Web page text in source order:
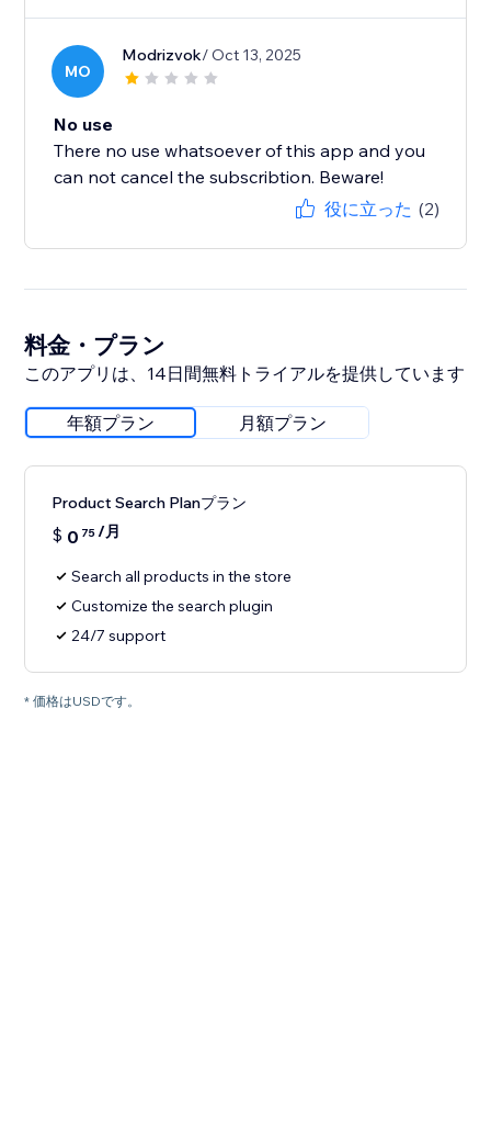
MO
Modrizvok/ Oct 13, 2025
No use
There no use whatsoever of this app and you
can not cancel the subscribtion. Beware!
役に立った (2)
料金・プラン
このアプリは、14日間無料トライアルを提供しています
年額プラン 月額プラン
Product Search Planプラン
$ 0 75/月
Search all products in the store
Customize the search plugin
24/7 support
* 価格はUSDです。